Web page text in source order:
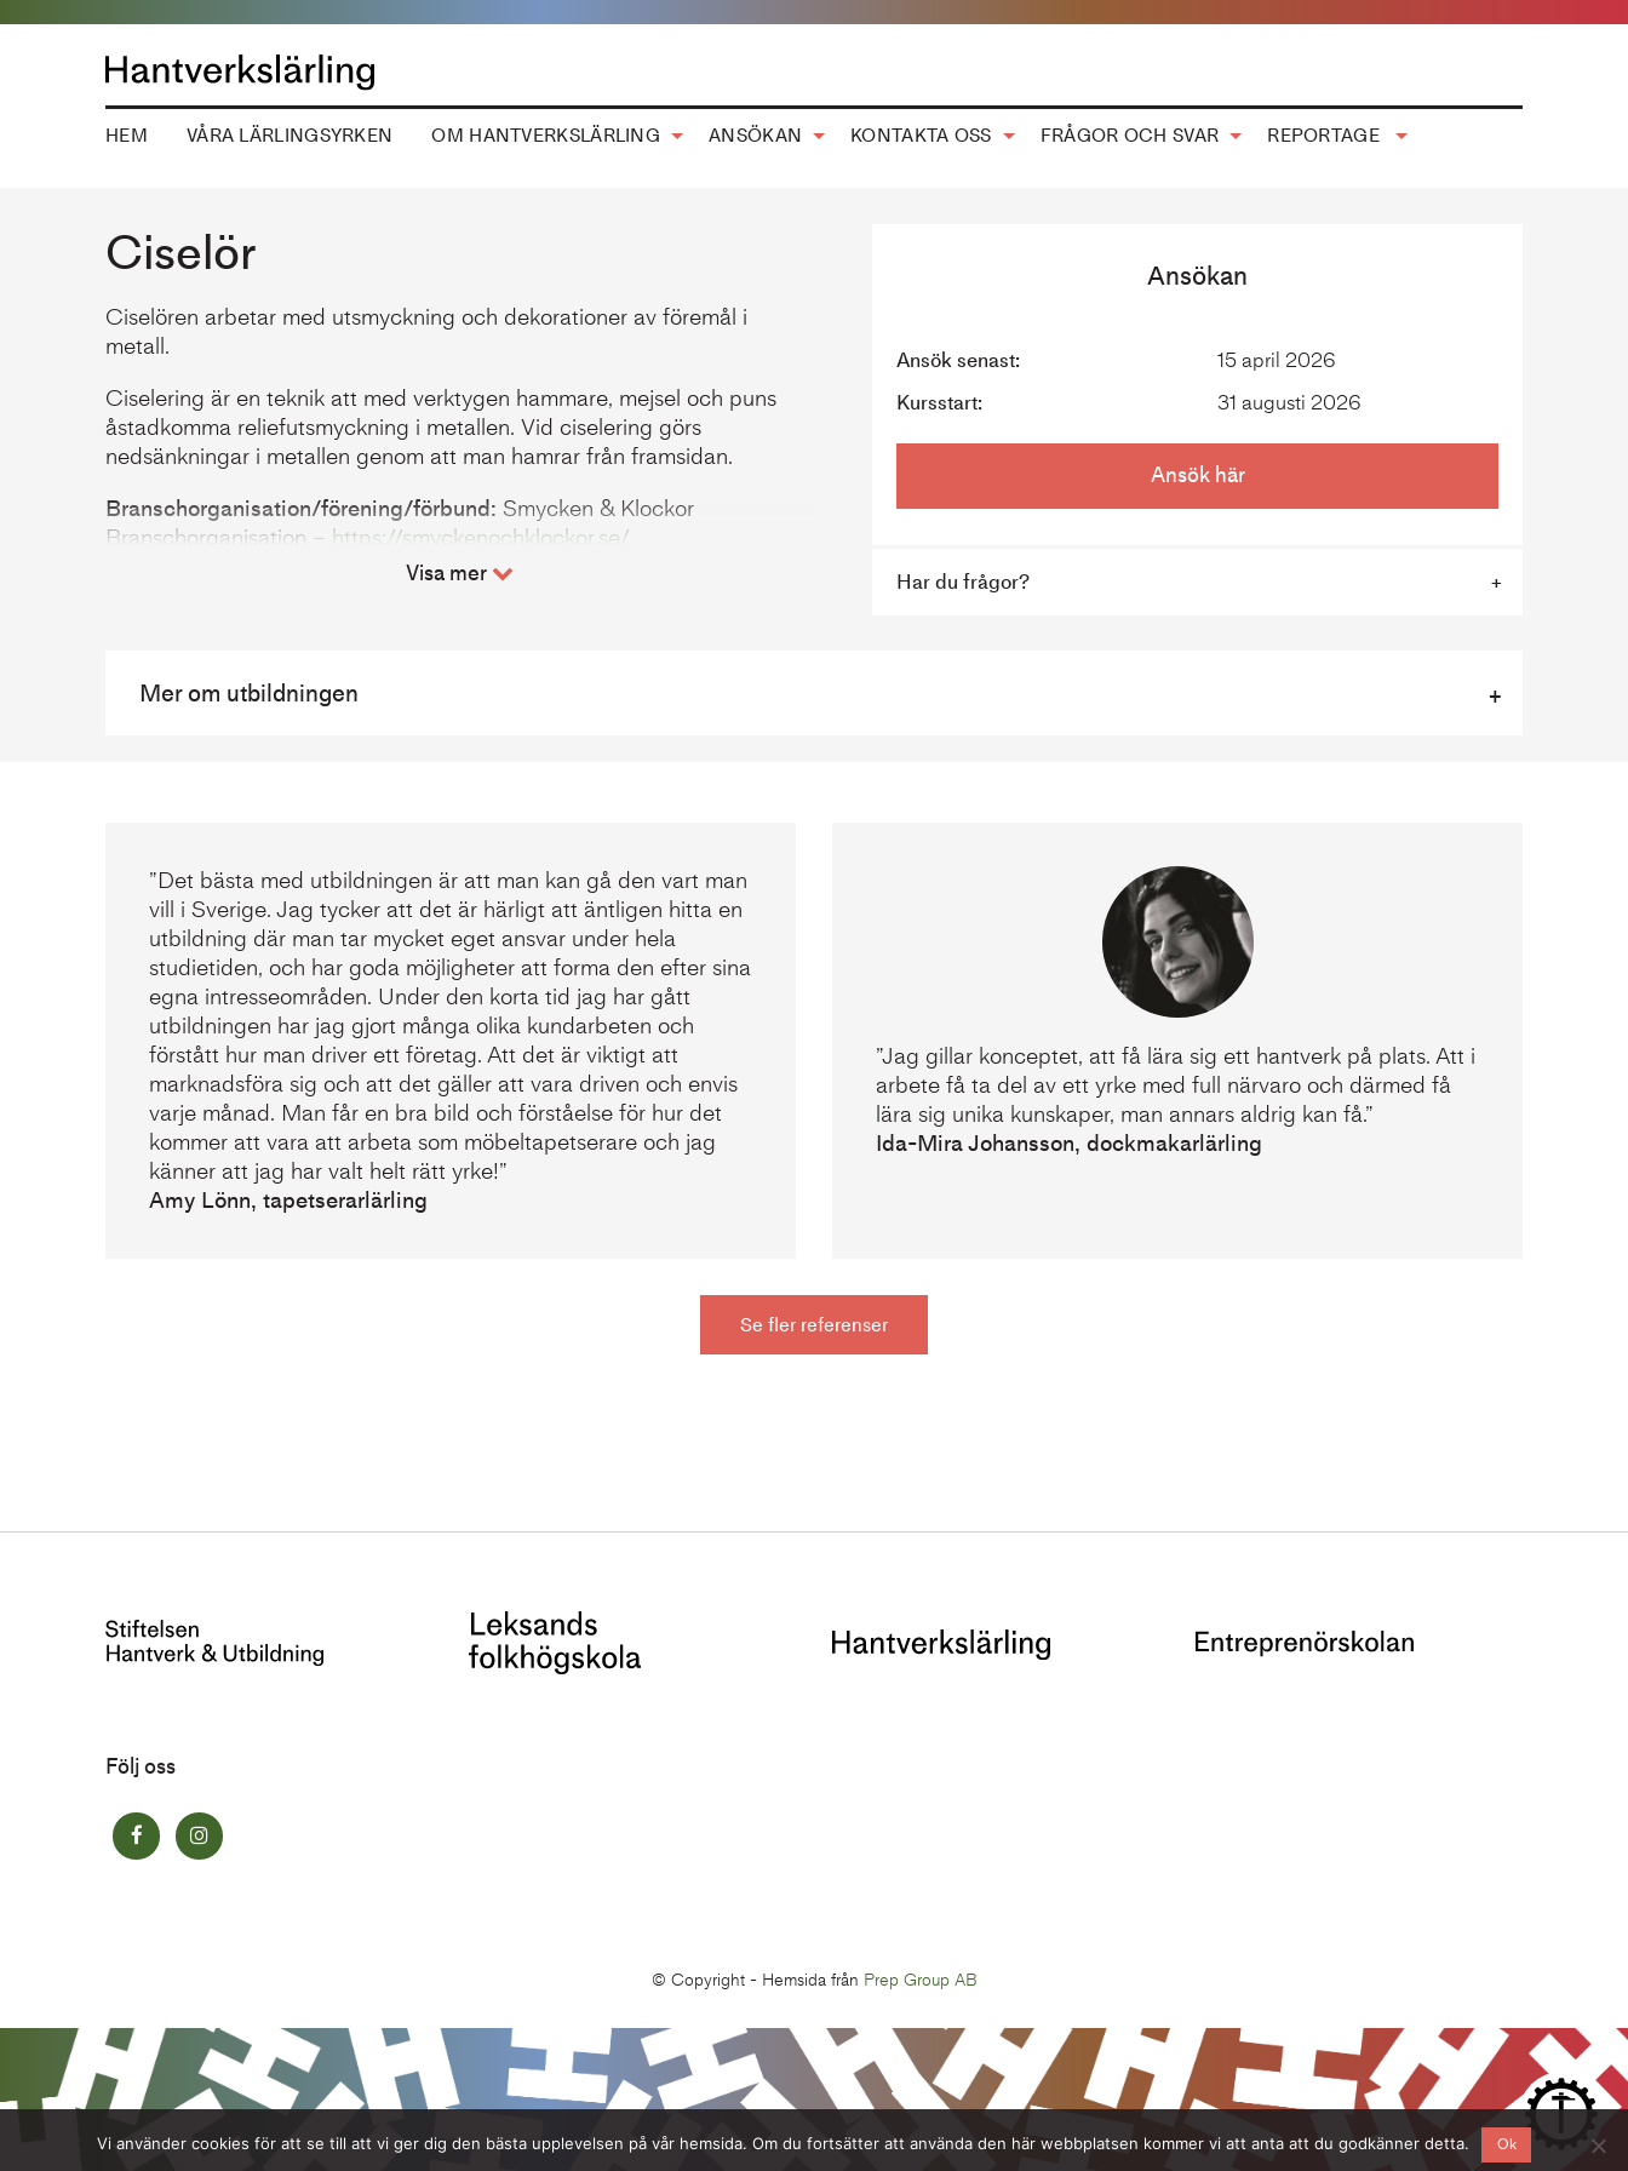
HEM VÅRA LÄRLINGSYRKEN OM HANTVERKSLÄRLING ANSÖKAN KONTAKTA OSS FRÅGOR OCH SVAR REPORTAGE
Yrkeshögskoleutbildning
Ciselör
Ciselören arbetar med utsmyckning och dekorationer av föremål i
metall.
Ciselering är en teknik att med verktygen hammare, mejsel och puns
åstadkomma reliefutsmyckning i metallen. Vid ciselering görs
nedsänkningar i metallen genom att man hamrar från framsidan.
Branschorganisation/förening/förbund: Smycken & Klockor
Branschorganisation – https://smyckenochklockor.se/
http://www.guldsmedsmastarna.se/
Visa mer
Ansökan
Ansök senast:
15 april 2026
Kursstart:
31 augusti 2026
Ansök här
Har du frågor?
Mer om utbildningen
”Det bästa med utbildningen är att man kan gå den vart man
vill i Sverige. Jag tycker att det är härligt att äntligen hitta en
utbildning där man tar mycket eget ansvar under hela
studietiden, och har goda möjligheter att forma den efter sina
egna intresseområden. Under den korta tid jag har gått
utbildningen har jag gjort många olika kundarbeten och
förstått hur man driver ett företag. Att det är viktigt att
marknadsföra sig och att det gäller att vara driven och envis
varje månad. Man får en bra bild och förståelse för hur det
kommer att vara att arbeta som möbeltapetserare och jag
känner att jag har valt helt rätt yrke!”
Amy Lönn, tapetserarlärling
”Jag gillar konceptet, att få lära sig ett hantverk på plats. Att i
arbete få ta del av ett yrke med full närvaro och därmed få
lära sig unika kunskaper, man annars aldrig kan få.”
Ida-Mira Johansson, dockmakarlärling
Se fler referenser
Följ oss
© Copyright - Hemsida från Prep Group AB
Vi använder cookies för att se till att vi ger dig den bästa upplevelsen på vår hemsida. Om du fortsätter att använda den här webbplatsen kommer vi att anta att du godkänner detta. Ok